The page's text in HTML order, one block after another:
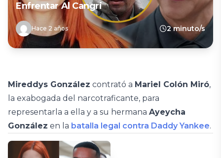
Enfrentar Al Cangri
Hace 2 años 2 minuto/s
Mireddys González contrató a Mariel Colón Miró,
la exabogada del narcotraficante, para
representarla a ella y a su hermana Ayeycha
González en la batalla legal contra Daddy Yankee.